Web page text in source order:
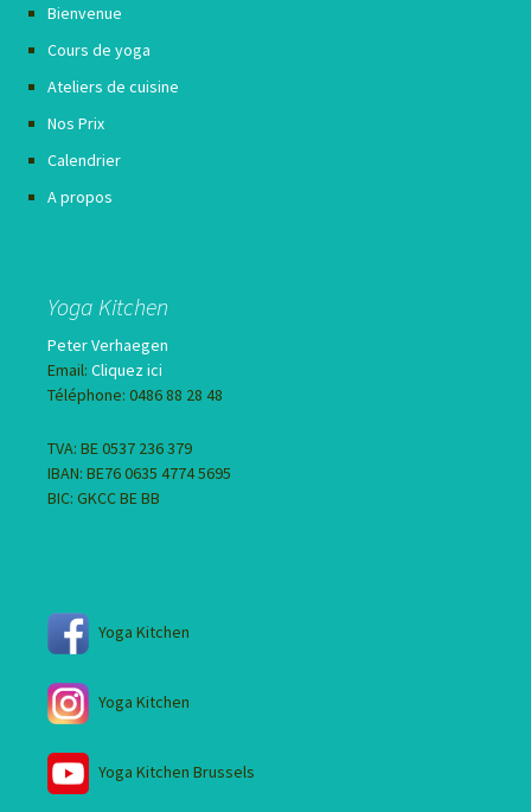
Bienvenue
Cours de yoga
Ateliers de cuisine
Nos Prix
Calendrier
A propos
Yoga Kitchen
Peter Verhaegen
Email: Cliquez ici
Téléphone: 0486 88 28 48
TVA: BE 0537 236 379
IBAN: BE76 0635 4774 5695
BIC: GKCC BE BB
Yoga Kitchen
Yoga Kitchen
Yoga Kitchen Brussels